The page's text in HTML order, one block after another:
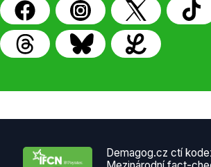
Demagog.cz ctí